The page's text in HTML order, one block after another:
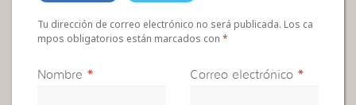
Tu dirección de correo electrónico no será publicada. Los ca
mpos obligatorios están marcados con*
Nombre * Correo electrónico *